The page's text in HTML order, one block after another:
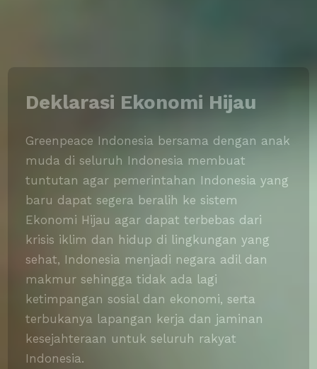
Deklarasi Ekonomi Hijau
Greenpeace Indonesia bersama dengan anak
muda di seluruh Indonesia membuat
tuntutan agar pemerintahan Indonesia yang
baru dapat segera beralih ke sistem
Ekonomi Hijau agar dapat terbebas dari
krisis iklim dan hidup di lingkungan yang
sehat, Indonesia menjadi negara adil dan
makmur sehingga tidak ada lagi
ketimpangan sosial dan ekonomi, serta
terbukanya lapangan kerja dan jaminan
kesejahteraan untuk seluruh rakyat
Indonesia.